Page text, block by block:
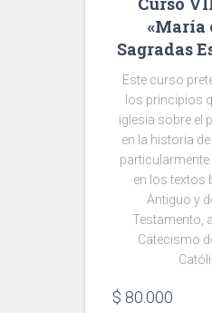
«María
Sagradas
Este curso
los principios
iglesia sobre el
en la historia
en los textos
Antiguo y
Testamento,
Catecismo
$ 80.000